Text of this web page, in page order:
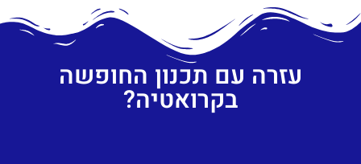
עזרה עם תכנון החופשה
בקרואטיה?